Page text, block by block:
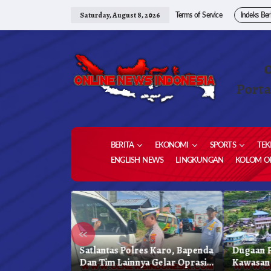
Saturday, August 8, 2026 Terms of Service Indeks
BERITA EKONOMI SPORTS
ENGLISH NEWS
LINGKUNGAN KOLOM
«
Satlantas Polres Karo, Bapenda
Dan Tim Lainnya Gelar Oprasi
Dugaan